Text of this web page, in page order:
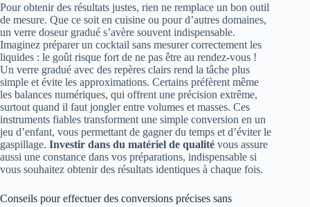
Pour obtenir des résultats justes, rien ne remplace un bon outil
de mesure. Que ce soit en cuisine ou pour d’autres domaines,
un verre doseur gradué s’avère souvent indispensable.
Imaginez préparer un cocktail sans mesurer correctement les
liquides : le goût risque fort de ne pas être au rendez-vous !
Un verre gradué avec des repères clairs rend la tâche plus
simple et évite les approximations. Certains préfèrent même
les balances numériques, qui offrent une précision extrême,
surtout quand il faut jongler entre volumes et masses. Ces
instruments fiables transforment une simple conversion en un
jeu d’enfant, vous permettant de gagner du temps et d’éviter le
gaspillage. Investir dans du matériel de qualité vous assure
aussi une constance dans vos préparations, indispensable si
vous souhaitez obtenir des résultats identiques à chaque fois.
Conseils pour effectuer des conversions précises sans